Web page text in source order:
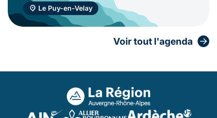
Le Puy-en-Velay
Voir tout l'agenda
Région Rhône Alpes